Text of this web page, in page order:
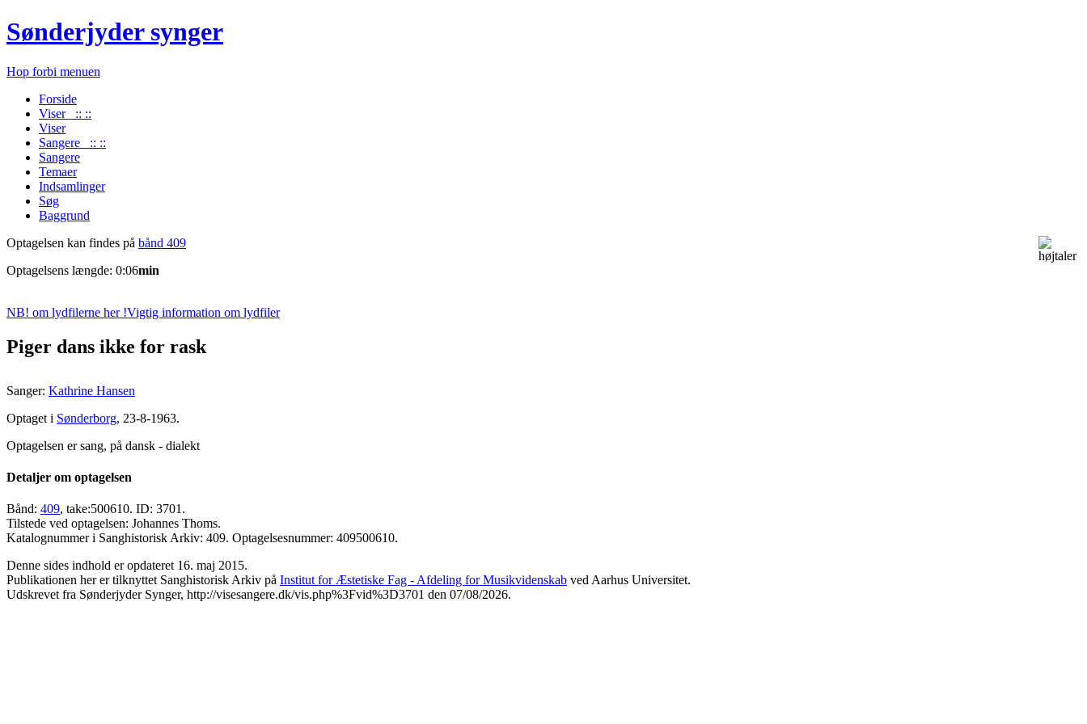
Sønderjyder synger
Hop forbi menuen
Forside
Viser :: ::
Viser
Sangere :: ::
Sangere
Temaer
Indsamlinger
Søg
Baggrund
Optagelsen kan findes på bånd 409
Optagelsens længde: 0:06min
NB! om lydfilerne her !Vigtig information om lydfiler
Piger dans ikke for rask
Sanger: Kathrine Hansen
Optaget i Sønderborg, 23-8-1963.
Optagelsen er sang, på dansk - dialekt
Detaljer om optagelsen
Bånd: 409, take:500610. ID: 3701.
Tilstede ved optagelsen: Johannes Thoms.
Katalognummer i Sanghistorisk Arkiv: 409. Optagelsesnummer: 409500610.
Denne sides indhold er opdateret 16. maj 2015.
Publikationen her er tilknyttet Sanghistorisk Arkiv på Institut for Æstetiske Fag - Afdeling for Musikvidenskab ved Aarhus Universitet.
Udskrevet fra Sønderjyder Synger, http://visesangere.dk/vis.php%3Fvid%3D3701 den 07/08/2026.